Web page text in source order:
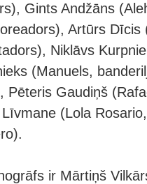
Gints Andžāns
Artūrs
Niklāvs
(Manuels,
Pēteris Gaudiņš
(Lola
ir Mārtiņš